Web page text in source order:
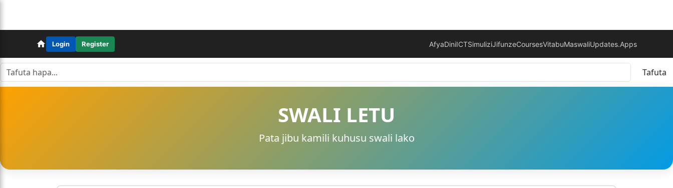
Login Register AfyaDiniICTSimuliziJifunzeCoursesVitabuMaswaliUpdates.Apps
Tafuta
SWALI LETU
Pata jibu kamili kuhusu swali lako